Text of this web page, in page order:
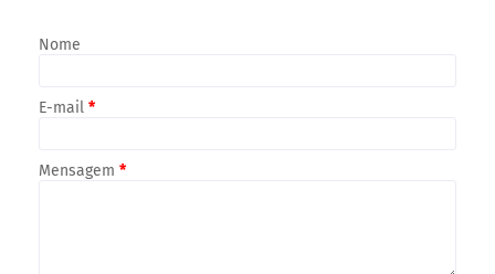
Nome
E-mail *
Mensagem *